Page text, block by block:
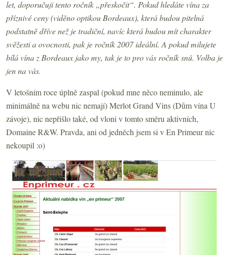
let, doporučuji tento ročník „přeskočit“. Pokud hledáte vína za
příznivé ceny (viděno optikou Bordeaux), která budou pitelná
podstatně dříve než je tradiční, navíc která budou mít charakter
svěžesti a ovocnosti, pak je ročník 2007 ideální. A pokud milujete
bílá vína z Bordeaux jako my, tak je to pro vás ročník snů. Volba je
jen na vás.
V letošním roce úplně zaspal (pokud mne něco neminulo, ale
minimálně na webu nic nemají) Merlot Grand Vins (Dům vína U
závoje), nic nepřišlo také, od vloni v tomto směru aktivních,
Domaine R&W. Pravda, ani od jedněch jsem si v En Primeur nic
nekoupil :o)